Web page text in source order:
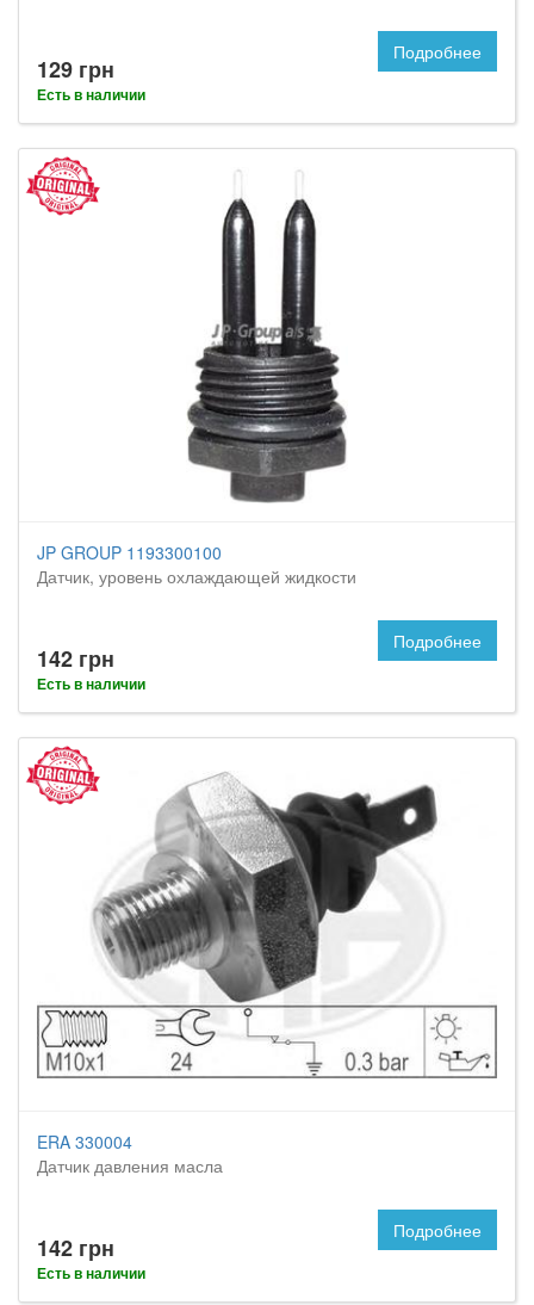
129 грн
Есть в наличии
Подробнее
JP GROUP 1193300100
Датчик, уровень охлаждающей жидкости
142 грн
Есть в наличии
Подробнее
ERA 330004
Датчик давления масла
142 грн
Есть в наличии
Подробнее